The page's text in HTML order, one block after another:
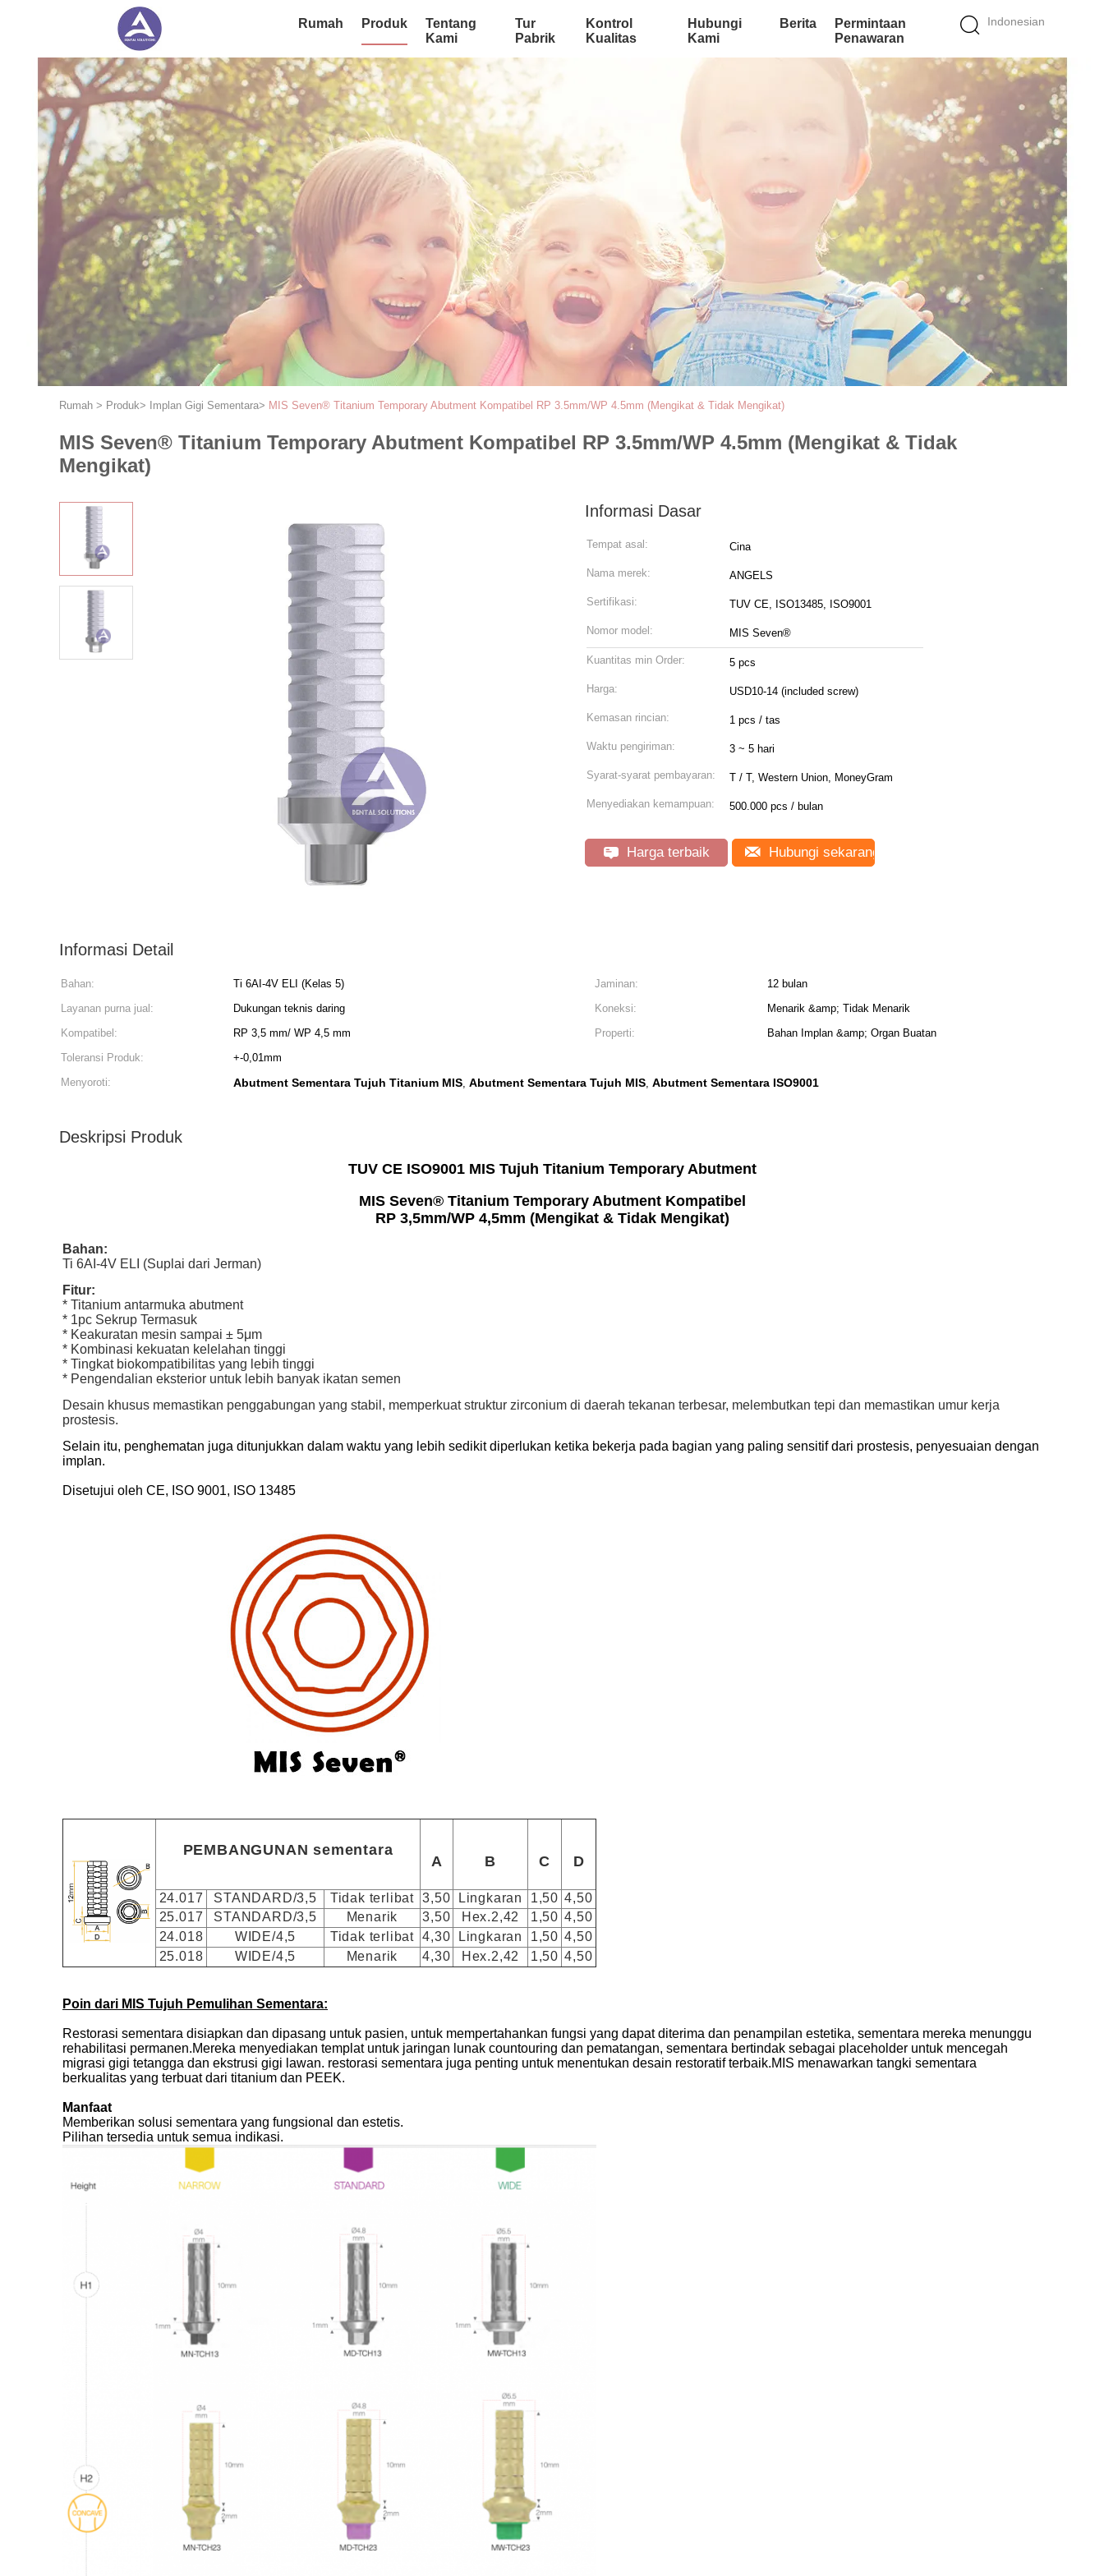
Indonesian
Rumah Produk
Tentang
Kami
Tur
Pabrik
Kontrol
Kualitas
Hubungi
Kami
Berita
Permintaan
Penawaran
Rumah > Produk> Implan Gigi Sementara> MIS Seven® Titanium Temporary Abutment Kompatibel RP 3.5mm/WP 4.5mm (Mengikat & Tidak Mengikat)
MIS Seven® Titanium Temporary Abutment Kompatibel RP 3.5mm/WP 4.5mm (Mengikat & Tidak
Mengikat)
Informasi Dasar
Tempat asal: Cina
Nama merek: ANGELS
Sertifikasi: TUV CE, ISO13485, ISO9001
Nomor model: MIS Seven®
Kuantitas min Order: 5 pcs
Harga: USD10-14 (included screw)
Kemasan rincian: 1 pcs / tas
Waktu pengiriman: 3 ~ 5 hari
Syarat-syarat pembayaran: T / T, Western Union, MoneyGram
Menyediakan kemampuan: 500.000 pcs / bulan
Harga terbaik Hubungi sekarang
Informasi Detail
Bahan: Ti 6AI-4V ELI (Kelas 5) Jaminan:
12 bulan
Layanan purna jual:
Dukungan teknis daring Koneksi:
Menarik &amp; Tidak Menarik
Kompatibel:
RP 3,5 mm/ WP 4,5 mm Properti:
Bahan Implan &amp; Organ Buatan
Toleransi Produk:
+-0,01mm
Menyoroti:
Abutment Sementara Tujuh Titanium MIS, Abutment Sementara Tujuh MIS, Abutment Sementara ISO9001
Deskripsi Produk
TUV CE ISO9001 MIS Tujuh Titanium Temporary Abutment
MIS Seven® Titanium Temporary Abutment Kompatibel
RP 3,5mm/WP 4,5mm (Mengikat & Tidak Mengikat)
Bahan:
Ti 6AI-4V ELI (Suplai dari Jerman)
Fitur:
* Titanium antarmuka abutment
* 1pc Sekrup Termasuk
* Keakuratan mesin sampai ± 5μm
* Kombinasi kekuatan kelelahan tinggi
* Tingkat biokompatibilitas yang lebih tinggi
* Pengendalian eksterior untuk lebih banyak ikatan semen
Desain khusus memastikan penggabungan yang stabil, memperkuat struktur zirconium di daerah tekanan terbesar, melembutkan tepi dan memastikan umur kerja
prostesis.
Selain itu, penghematan juga ditunjukkan dalam waktu yang lebih sedikit diperlukan ketika bekerja pada bagian yang paling sensitif dari prostesis, penyesuaian dengan
implan.
Disetujui oleh CE, ISO 9001, ISO 13485
PEMBANGUNAN sementara
A B C D
24.017 STANDARD/3,5 Tidak terlibat 3,50 Lingkaran 1,50 4,50
25.017
STANDARD/3,5 Menarik 3,50 Hex.2,42 1,50 4,50
24.018
WIDE/4,5 Tidak terlibat 4,30 Lingkaran 1,50 4,50
25.018
WIDE/4,5 Menarik 4,30 Hex.2,42 1,50 4,50
Poin dari MIS Tujuh Pemulihan Sementara:
Restorasi sementara disiapkan dan dipasang untuk pasien, untuk mempertahankan fungsi yang dapat diterima dan penampilan estetika, sementara mereka menunggu
rehabilitasi permanen.Mereka menyediakan templat untuk jaringan lunak countouring dan pematangan, sementara bertindak sebagai placeholder untuk mencegah
migrasi gigi tetangga dan ekstrusi gigi lawan. restorasi sementara juga penting untuk menentukan desain restoratif terbaik.MIS menawarkan tangki sementara
berkualitas yang terbuat dari titanium dan PEEK.
Manfaat
Memberikan solusi sementara yang fungsional dan estetis.
Pilihan tersedia untuk semua indikasi.